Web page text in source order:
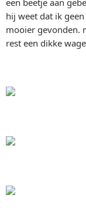
e
r
hij weet dat ik
mooier gevonden.
rest een dikke